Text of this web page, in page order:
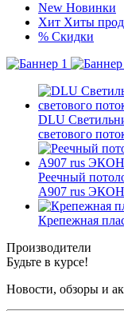
New Новинки
Хит Хиты
% Скидки
DLU
светового
Реечный
A907 rus
Крепежная
Производители
Будьте в курсе!
Новости, обзоры и